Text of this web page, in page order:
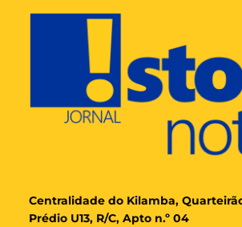
Centralidade do Kilamba,
Prédio U13, R/C, Apto n.º 04